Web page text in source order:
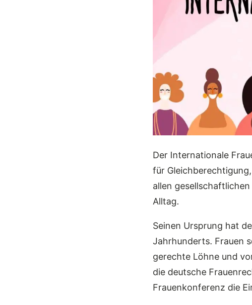
Der Internationale
für
allen
Alltag.
Seinen Ursprung hat
Jahrhunderts. Frauen
gerechte Löhne und
die deutsche
Frauenkonferenz die